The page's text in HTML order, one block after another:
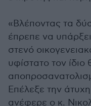
«Βλέποντας τα
έπρεπε να
στενό
υφίστατο τον
Επέλεξε την
ανέφερε ο κ.